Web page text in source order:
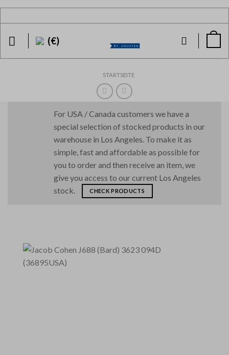
Skip
(€)
STARTSEITE
For USA / Canada customers we have a
special selection of stocked products in our
warehouse in Los Angeles. To make it as
simple, fast and affordable as possible for
you to order and then receive an item, we
give you access to our current Los Angeles
stock.
CHECK PRODUCTS